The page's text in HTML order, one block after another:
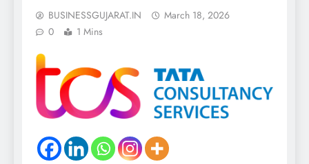
BUSINESSGUJARAT.IN
March 18, 2026
0
1 Mins